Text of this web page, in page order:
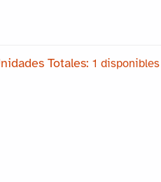
1 disponibles